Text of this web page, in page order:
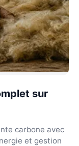
sur
carbone avec
et gestion